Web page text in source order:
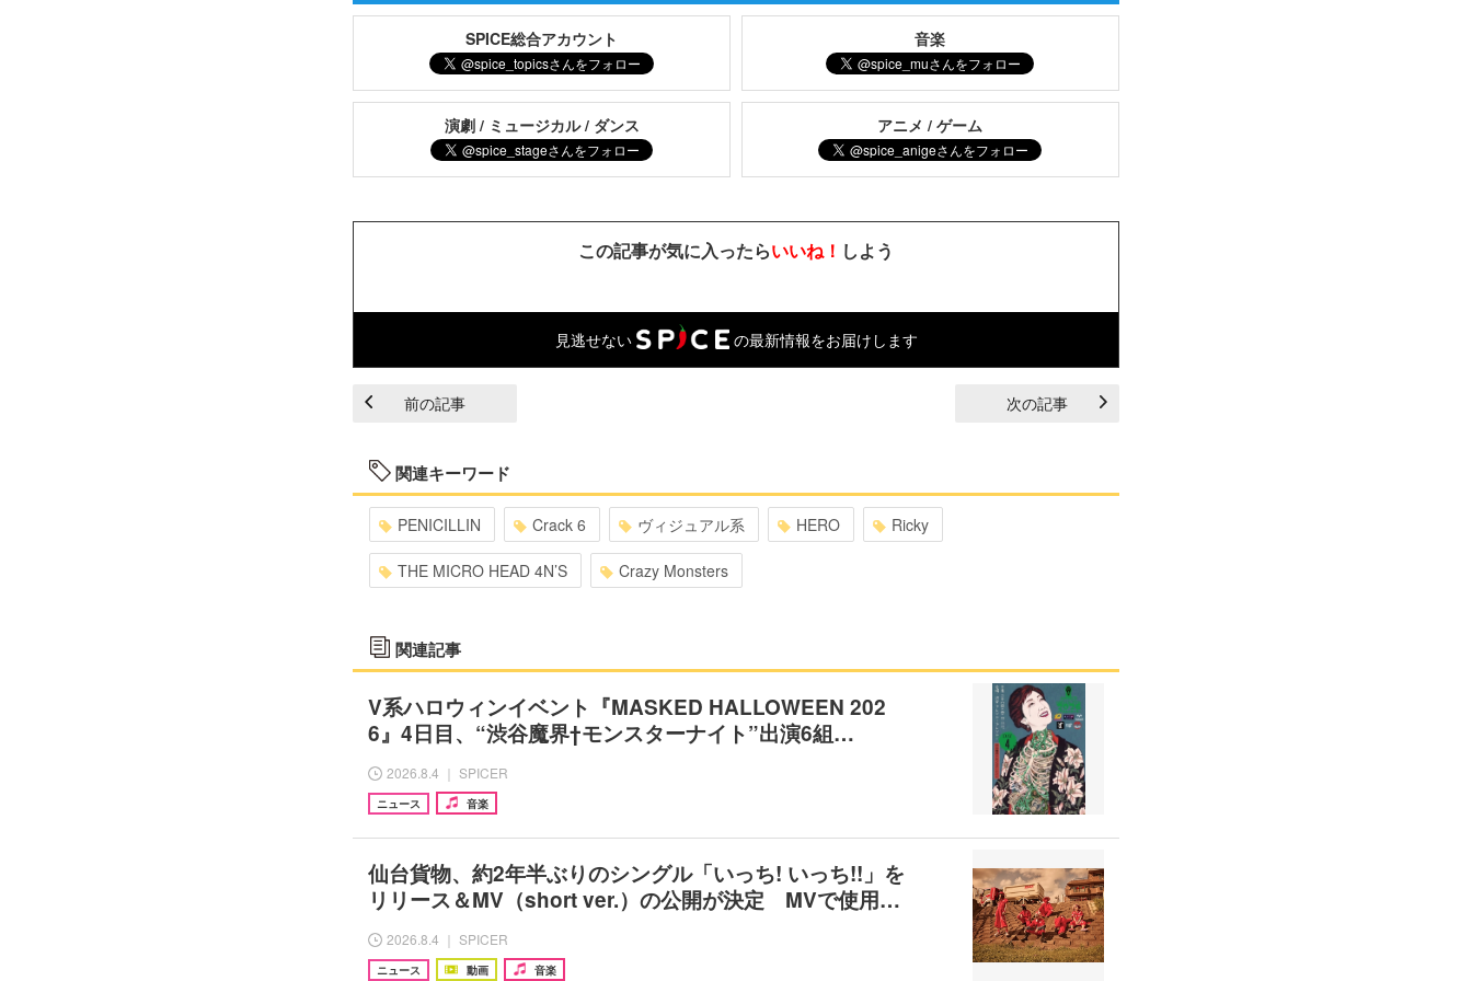
SPICE総合アカウント 音楽
演劇 / ミュージカル / ダンス アニメ / ゲーム
この記事が気に入ったらいいね！ しよう
見逃せない の最新情報をお届けします
前の記事 次の記事
関連キーワード
PENICILLIN Crack 6 ヴィジュアル系 HERO Ricky
THE MICRO HEAD 4N’S Crazy Monsters
関連記事
V系ハロウィンイベント『MASKED HALLOWEEN 202
6』4日目、“渋谷魔界†モンスターナイト”出演6組…
2026.8.4 ｜ SPICER
ニュース 音楽
仙台貨物、約2年半ぶりのシングル「いっち! いっち!!」を
リリース＆MV（short ver.）の公開が決定 MVで使用…
2026.8.4 ｜ SPICER
ニュース 動画 音楽